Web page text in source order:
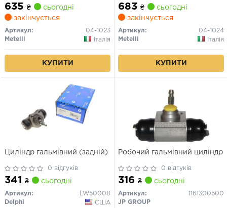
635 ₴
сьогодні
закінчується
Артикул:
04-1023
Metelli
Італія
КУПИТИ
683 ₴
сьогодні
закінчується
Артикул:
04-1024
Metelli
Італія
КУПИТИ
Циліндр гальмівний (задній)
0 відгуків
341 ₴ сьогодні
Артикул:
LW50008
Delphi
США
Робочий гальмівний циліндр
0 відгуків
316 ₴ сьогодні
Артикул:
1161300500
JP GROUP